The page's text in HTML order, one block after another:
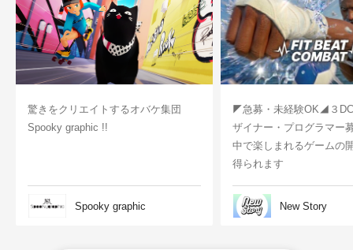
驚きをクリエイトするオバケ集団
Spooky graphic !!
Spooky graphic
◤急募・未経験OK◢３
ザイナー・プログラマー
中で楽しまれるゲームの
得られます
New Story